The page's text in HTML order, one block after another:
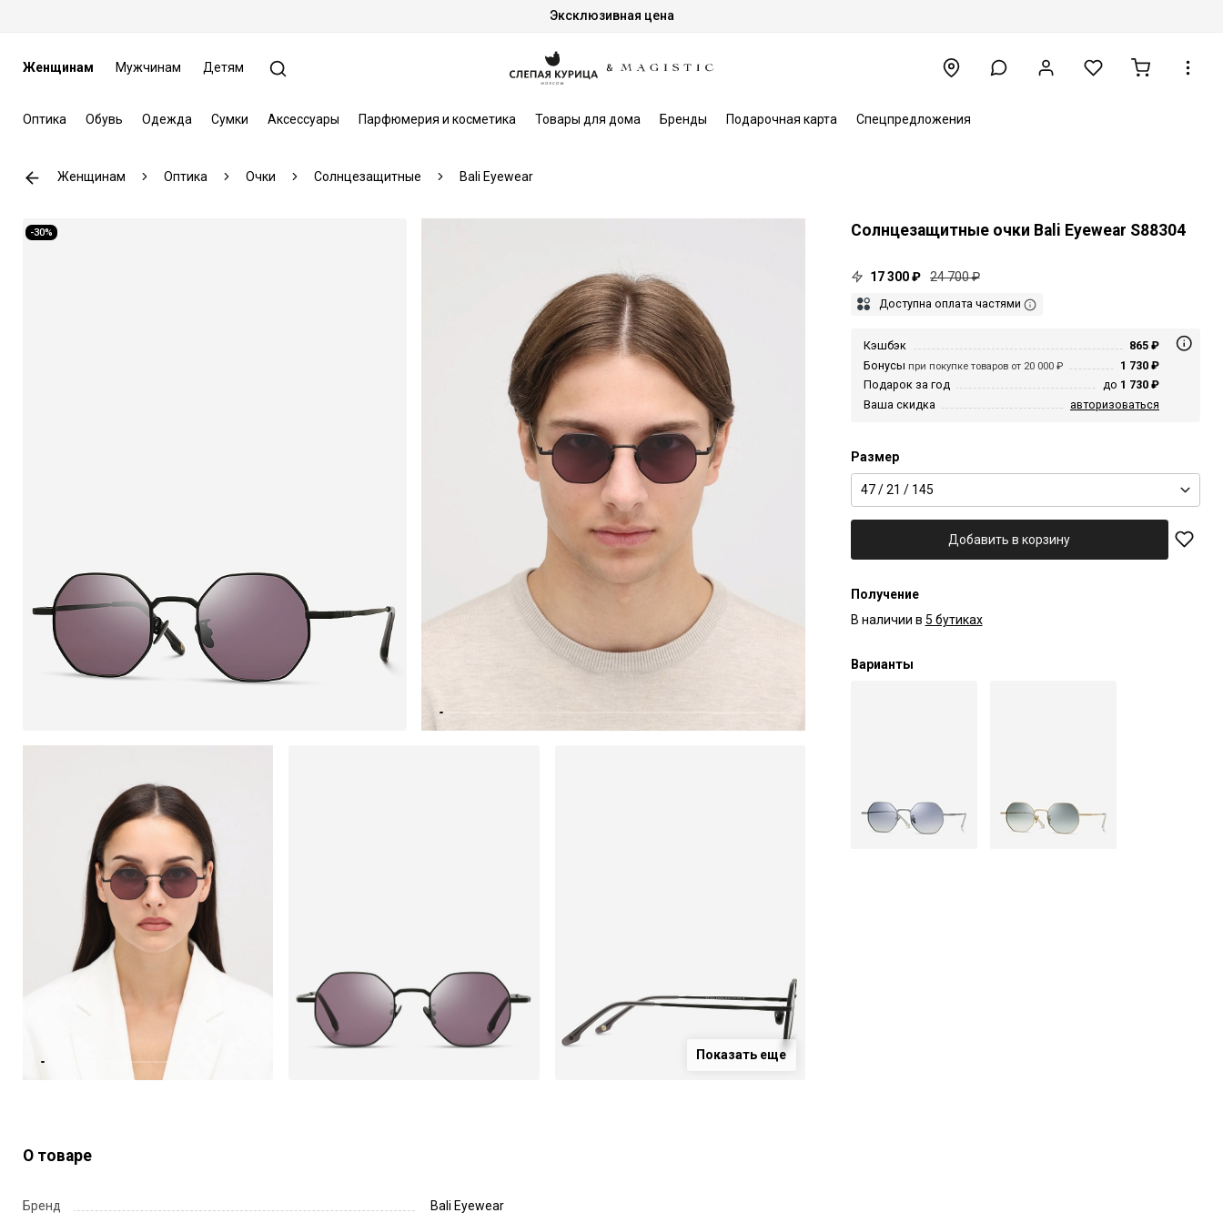
Эксклюзивная цена
Женщинам Мужчинам Детям
Оптика Обувь Одежда Сумки Аксессуары Парфюмерия и косметика Товары для дома Бренды Подарочная карта Спецпредложения
Женщинам Оптика Очки Солнцезащитные Bali Eyewear
-30%
Показать еще
Солнцезащитные очки Bali Eyewear S88304
17 300 ₽ 24 700 ₽
Доступна оплата частями
Кэшбэк
865 ₽
Бонусы при покупке товаров от 20 000 ₽
1 730 ₽
Подарок за год
до 1 730 ₽
Ваша скидка
авторизоваться
Размер
47 / 21 / 145
Добавить в корзину
Получение
В наличии в 5 бутиках
Варианты
О товаре
Бренд Bali Eyewear